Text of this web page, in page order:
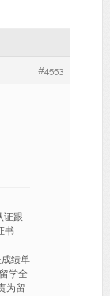
#4553
证跟
书
绩单
学全
为留